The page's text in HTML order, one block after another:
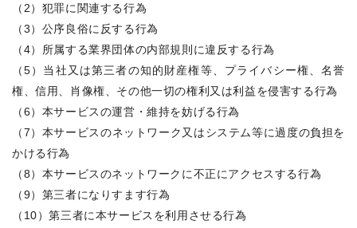
（2）犯罪に関連する行為
（3）公序良俗に反する行為
（4）所属する業界団体の内部規則に違反する行為
（5）当社又は第三者の知的財産権等、プライバシー権、名誉
権、信用、肖像権、その他一切の権利又は利益を侵害する行為
（6）本サービスの運営・維持を妨げる行為
（7）本サービスのネットワーク又はシステム等に過度の負担を
かける行為
（8）本サービスのネットワークに不正にアクセスする行為
（9）第三者になりすます行為
（10）第三者に本サービスを利用させる行為